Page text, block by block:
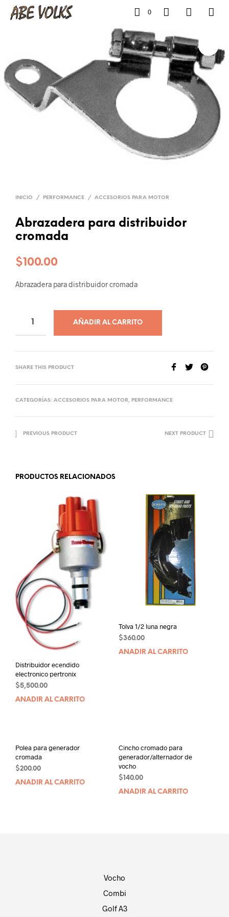
0
INICIO / PERFORMANCE / ACCESORIOS PARA MOTOR
Abrazadera para distribuidor
cromada
$100.00
Abrazadera para distribuidor cromada
AÑADIR AL CARRITO
SHARE THIS PRODUCT
CATEGORÍAS: ACCESORIOS PARA MOTOR, PERFORMANCE
PREVIOUS PRODUCT NEXT PRODUCT
PRODUCTOS RELACIONADOS
Distribuidor ecendido
electronico pertronix
$5,500.00
AÑADIR AL CARRITO
Tolva 1/2 luna negra
$360.00
AÑADIR AL CARRITO
Polea para generador
cromada
$200.00
AÑADIR AL CARRITO
Cincho cromado para
generador/alternador de
vocho
$140.00
AÑADIR AL CARRITO
Vocho
Combi
Golf A3